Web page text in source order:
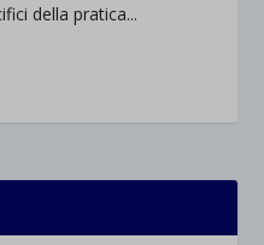
della pratica...